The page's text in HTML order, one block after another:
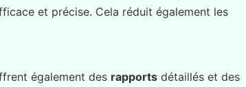
et précise. Cela réduit également les
également des rapports détaillés et des